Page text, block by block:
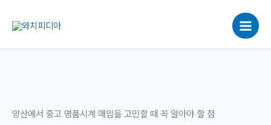
로
양산에서 중고 명품시계 매입을 고민할 때 꼭 알아야 할 점